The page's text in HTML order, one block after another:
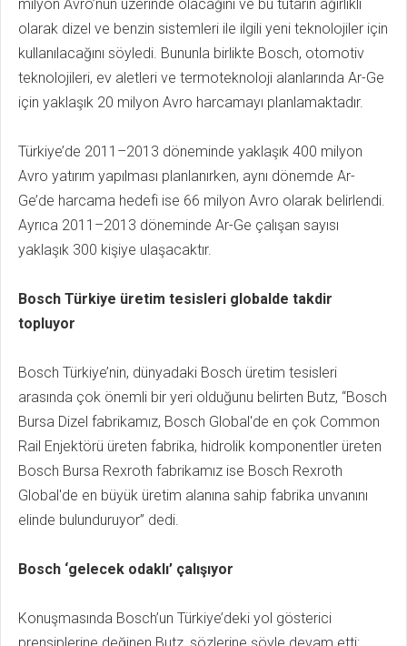
milyon Avro’nun üzerinde olacağını ve bu tutarın ağırlıklı
olarak dizel ve benzin sistemleri ile ilgili yeni teknolojiler için
kullanılacağını söyledi. Bununla birlikte Bosch, otomotiv
teknolojileri, ev aletleri ve termoteknoloji alanlarında Ar-Ge
için yaklaşık 20 milyon Avro harcamayı planlamaktadır.
Türkiye’de 2011–2013 döneminde yaklaşık 400 milyon
Avro yatırım yapılması planlanırken, aynı dönemde Ar-
Ge’de harcama hedefi ise 66 milyon Avro olarak belirlendi.
Ayrıca 2011–2013 döneminde Ar-Ge çalışan sayısı
yaklaşık 300 kişiye ulaşacaktır.
Bosch Türkiye üretim tesisleri globalde takdir
topluyor
Bosch Türkiye’nin, dünyadaki Bosch üretim tesisleri
arasında çok önemli bir yeri olduğunu belirten Butz, “Bosch
Bursa Dizel fabrikamız, Bosch Global'de en çok Common
Rail Enjektörü üreten fabrika, hidrolik komponentler üreten
Bosch Bursa Rexroth fabrikamız ise Bosch Rexroth
Global'de en büyük üretim alanına sahip fabrika unvanını
elinde bulunduruyor” dedi.
Bosch ‘gelecek odaklı’ çalışıyor
Konuşmasında Bosch’un Türkiye’deki yol gösterici